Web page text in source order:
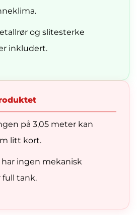
og slitesterke
inkludert.
på 3,05 meter kan
litt kort.
ingen mekanisk
full tank.